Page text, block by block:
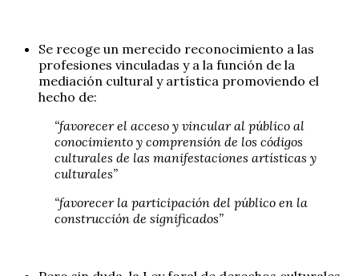
Se recoge un merecido reconocimiento a las
profesiones vinculadas y a la función de la
mediación cultural y artística promoviendo el
hecho de:
“favorecer el acceso y vincular al público al
conocimiento y comprensión de los códigos
culturales de las manifestaciones artísticas y
culturales”
“favorecer la participación del público en la
construcción de significados”